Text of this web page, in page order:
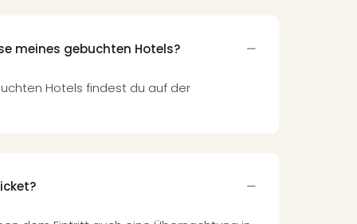
meines gebuchten Hotels?
Hotels findest du auf der